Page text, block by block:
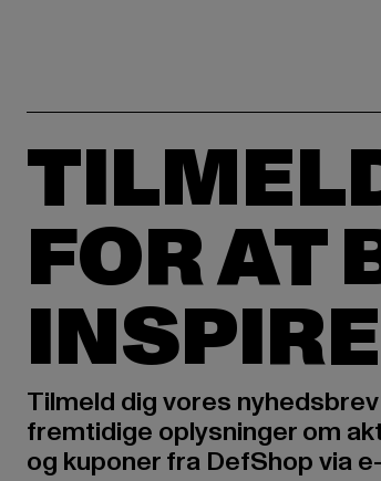
FOR AT
Tilmeld dig vores
fremtidige oplysninger om
og kuponer fra DefShop via